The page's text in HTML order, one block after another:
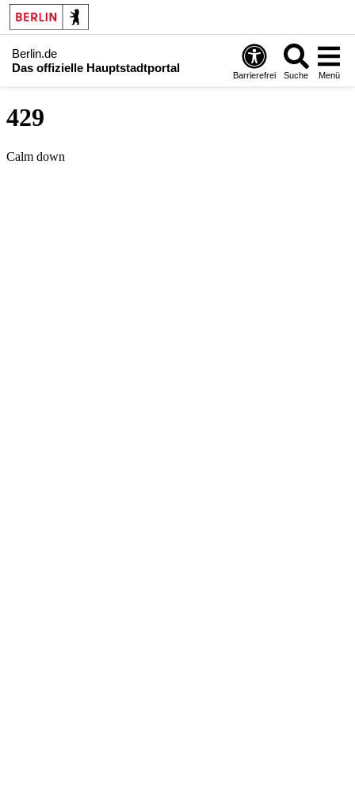
Berlin.de
Das offizielle Hauptstadtportal
Barrierefrei Suche Menü